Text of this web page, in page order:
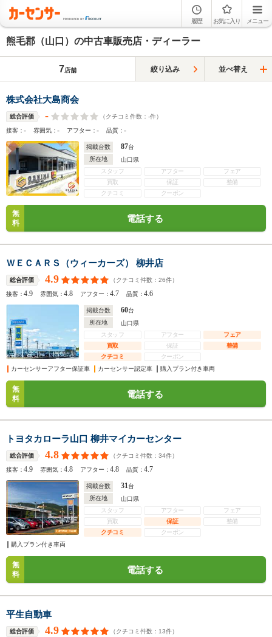
履歴 お気に入り メニュー
熊毛郡（山口）の中古車販売店・ディーラー
7店舗 絞り込み 並べ替え
株式会社大島商会
総合評価 - （クチコミ件数： -件）
接客：- 雰囲気：- アフター：- 品質：-
掲載台数 87台
所在地
山口県
スタッフ
アフター
フェア
買取
保証
整備
クチコミ
クーポン
無
料
電話する
ＷＥＣＡＲＳ（ウィーカーズ） 柳井店
総合評価 4.9 （クチコミ件数： 26件）
接客：4.9 雰囲気：4.8 アフター：4.7 品質：4.6
掲載台数 60台
所在地
山口県
スタッフ
アフター
フェア
買取
保証
整備
クチコミ
クーポン
カーセンサーアフター保証車
カーセンサー認定車 購入プラン付き車両
無
料
電話する
トヨタカローラ山口 柳井マイカーセンター
総合評価 4.8 （クチコミ件数： 34件）
接客：4.9 雰囲気：4.8 アフター：4.8 品質：4.7
掲載台数 31台
所在地
山口県
スタッフ
アフター
フェア
買取
保証
整備
クチコミ
クーポン
購入プラン付き車両
無
料
電話する
平生自動車
総合評価 4.9 （クチコミ件数： 13件）